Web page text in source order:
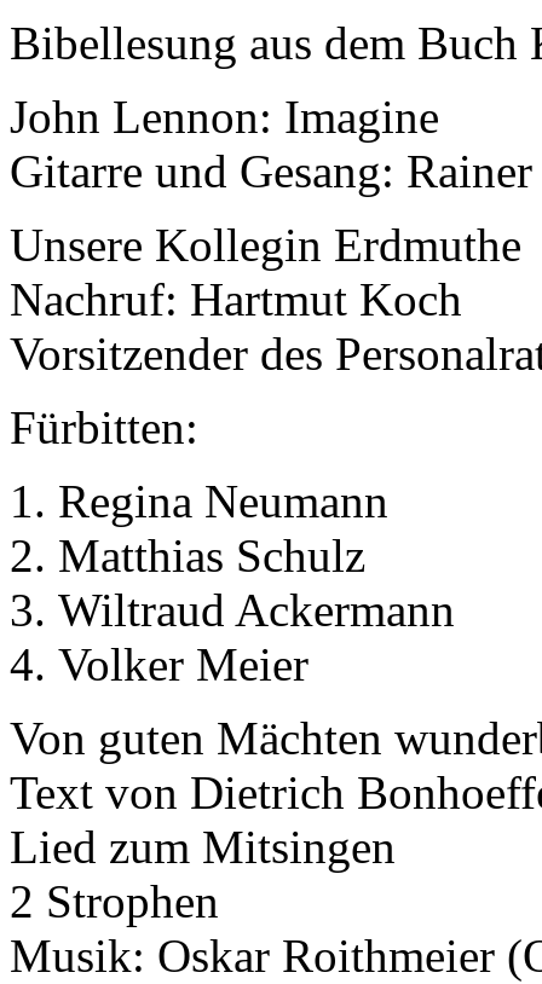
Bibellesung aus dem Buch
John Lennon: Imagine
Gitarre und Gesang:
Unsere Kollegin Erdmuthe
Nachruf: Hartmut Koch
Vorsitzender des
Fürbitten:
Regina Neumann
Matthias Schulz
Wiltraud Ackermann
Volker Meier
Von guten Mächten
Text von Dietrich
Lied zum Mitsingen
2 Strophen
Musik: Oskar Roithmeier